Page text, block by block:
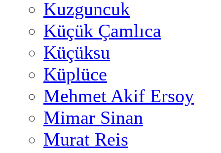
Kuzguncuk
Küçük Çamlıca
Küçüksu
Küplüce
Mehmet Akif Ersoy
Mimar Sinan
Murat Reis